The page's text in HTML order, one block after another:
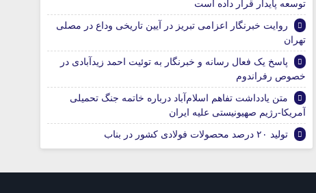
توسعه پایدار قرار داده است
روایت خبرنگار اعزامی تبریز در آیین تاریخی وداع در مصلی
تهران
پاسخ یک فعال رسانه و خبرنگار به توئیت احمد زیدآبادی در
خصوص رفراندوم
متن یادداشت تفاهم اسلام‌آباد درباره خاتمه جنگ تحمیلی
آمریکا-رژیم صهیونیستی علیه ایران
تولید ۲۰ درصد محصولات فولادی کشور در بناب